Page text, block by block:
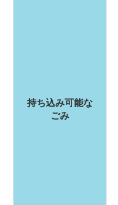
持ち込み可能な
ごみ